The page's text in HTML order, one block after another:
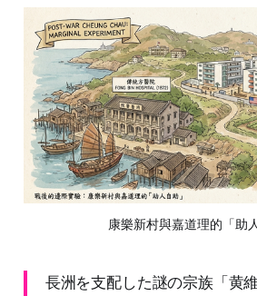
康樂新村與嘉道理的「助
長洲を支配した謎の宗族「黄